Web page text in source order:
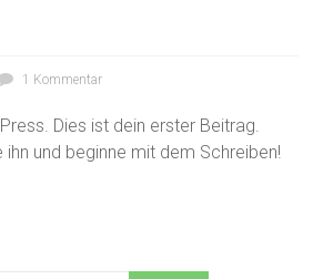
1 Kommentar
Dies ist dein erster Beitrag.
und beginne mit dem Schreiben!